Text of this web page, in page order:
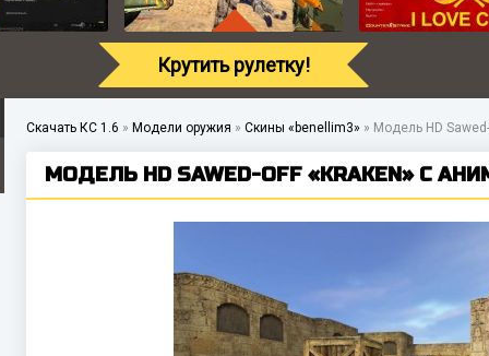
Скачать КС 1.6 » Модели оружия » Скины «benellim3» » Модель HD
МОДЕЛЬ HD SAWED-OFF «KRAKEN» С
Крутить рулетку!